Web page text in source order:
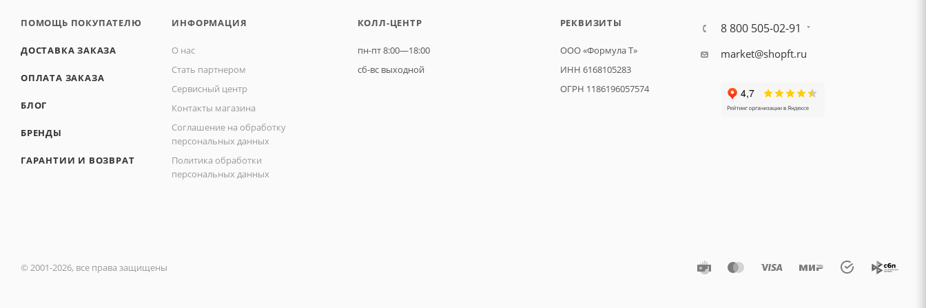
ПОМОЩЬ ПОКУПАТЕЛЮ
ДОСТАВКА ЗАКАЗА
ОПЛАТА ЗАКАЗА
БЛОГ
БРЕНДЫ
ГАРАНТИИ И ВОЗВРАТ
ИНФОРМАЦИЯ
О нас
Стать партнером
Сервисный центр
Контакты магазина
Соглашение на обработку
персональных данных
Политика обработки
персональных данных
КОЛЛ-ЦЕНТР
пн-пт 8:00—18:00
сб-вс выходной
РЕКВИЗИТЫ
ООО «Формула Т»
ИНН 6168105283
ОГРН 1186196057574
8 800 505-02-91
market@shopft.ru
© 2001-2026, все права защищены